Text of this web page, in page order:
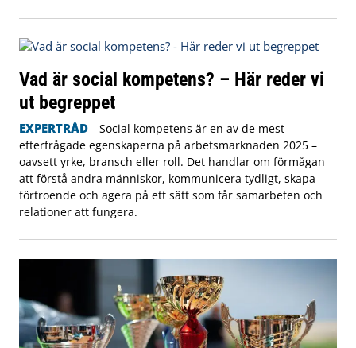
Vad är social kompetens? – Här reder vi
ut begreppet
EXPERTRÅD
Social kompetens är en av de mest
efterfrågade egenskaperna på arbetsmarknaden 2025 –
oavsett yrke, bransch eller roll. Det handlar om förmågan
att förstå andra människor, kommunicera tydligt, skapa
förtroende och agera på ett sätt som får samarbeten och
relationer att fungera.